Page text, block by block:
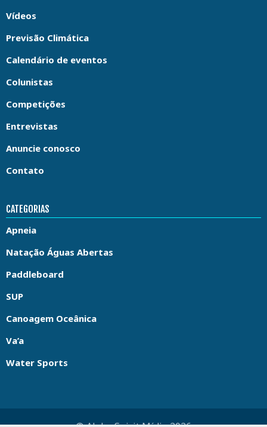
Vídeos
Previsão Climática
Calendário de eventos
Colunistas
Competições
Entrevistas
Anuncie conosco
Contato
CATEGORIAS
Apneia
Natação Águas Abertas
Paddleboard
SUP
Canoagem Oceânica
Va’a
Water Sports